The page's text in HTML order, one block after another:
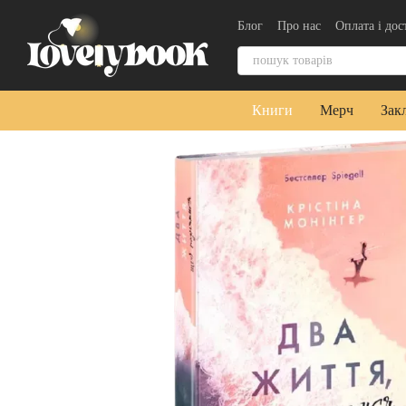
Перейти до основного контенту
Блог
Про нас
Оплата і
Контактна інформація
Книги Мерч